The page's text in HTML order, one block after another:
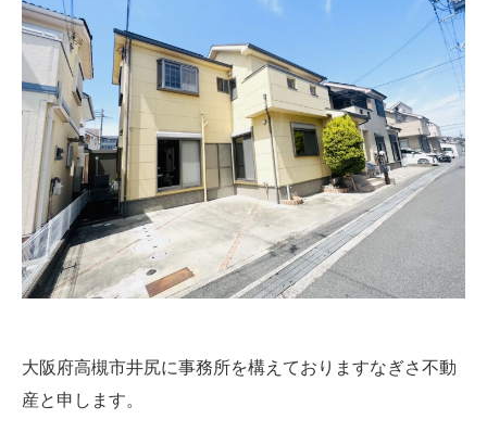
大阪府高槻市井尻に事務所を構えておりますなぎさ不動
産と申します。